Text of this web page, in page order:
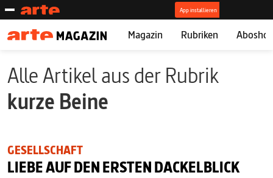
Magazin Rubriken
Alle Artikel aus der Rubrik
kurze Beine
GESELLSCHAFT
LIEBE AUF DEN ERSTEN DACKELBLICK